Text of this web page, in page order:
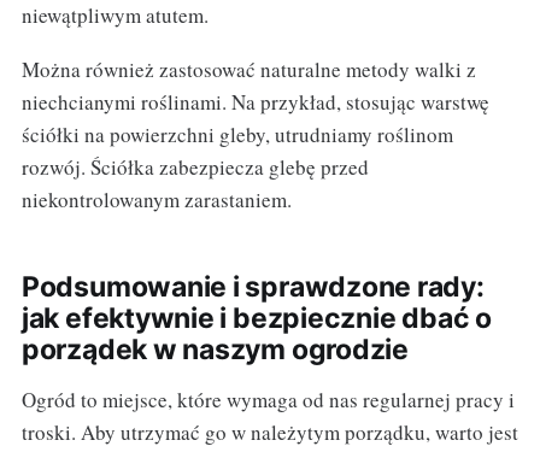
niewątpliwym atutem.
Można również zastosować naturalne metody walki z
niechcianymi roślinami. Na przykład, stosując warstwę
ściółki na powierzchni gleby, utrudniamy roślinom
rozwój. Ściółka zabezpiecza glebę przed
niekontrolowanym zarastaniem.
Podsumowanie i sprawdzone rady:
jak efektywnie i bezpiecznie dbać o
porządek w naszym ogrodzie
Ogród to miejsce, które wymaga od nas regularnej pracy i
troski. Aby utrzymać go w należytym porządku, warto jest